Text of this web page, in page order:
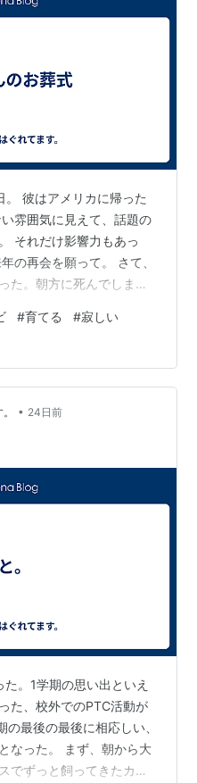
彼はアメリカに帰った
雰囲気に見えて、話題の
それだけ影響力もあっ
の再会を願って。 さて、
た。朝方に死んでしまっ
墓は最初にカナちゃんと
。 そこからみんなでスコ
を埋める。各々が添えた
っと優しく入れてあげ
、お墓を作る。 静かに、
#育てる #寂しい
• 24日前
。1学期の思い出といえ
た、校外でのPTC活動が
最後の最後に相応しい、
なった。 まず、朝から大
でずっと飼ってきたカナ